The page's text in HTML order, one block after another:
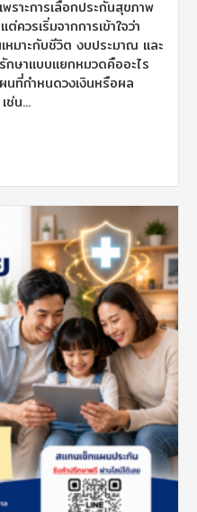
ราะการเลือกประกันสุขภาพ
ควรเริ่มจากการเข้าใจว่า
หมาะกับชีวิต งบประมาณ และ
กษาแบบแยกหมวดคืออะไร
ที่กำหนดวงเงินหรือผล
ช่น...